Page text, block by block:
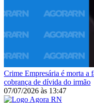
Crime Empresária é morta a
cobrança de dívida do irmão
07/07/2026 às 13:47